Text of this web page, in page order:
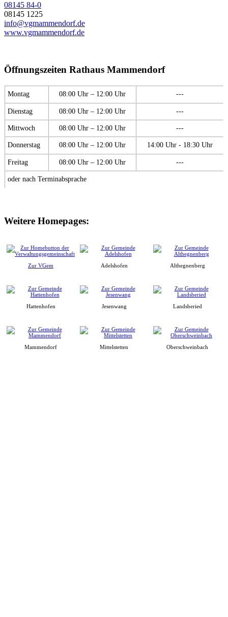
08145 84-0
08145 1225
info@vgmammendorf.de
www.vgmammendorf.de
Öffnungszeiten Rathaus Mammendorf
Montag 08:00 Uhr – 12:00 Uhr ---
Dienstag 08:00 Uhr – 12:00 Uhr ---
Mittwoch 08:00 Uhr – 12:00 Uhr ---
Donnerstag 08:00 Uhr – 12:00 Uhr 14:00 Uhr - 18:30 Uhr
Freitag 08:00 Uhr – 12:00 Uhr ---
oder nach Terminabsprache
Weitere Homepages:
Zur VGem Adelshofen Althegnenberg
Hattenhofen Jesenwang Landsberied
Mammendorf Mittelstetten Oberschweinbach